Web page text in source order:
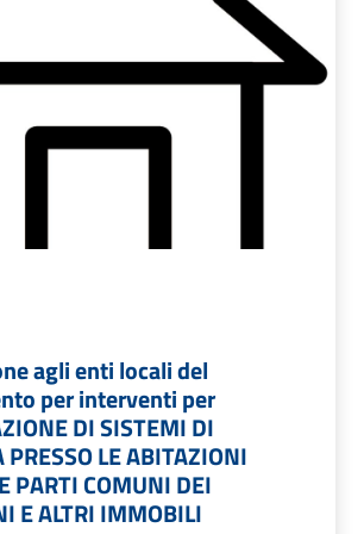
agli enti locali del
per interventi per
DI SISTEMI DI
PRESSO LE ABITAZIONI
PARTI COMUNI DEI
E ALTRI IMMOBILI